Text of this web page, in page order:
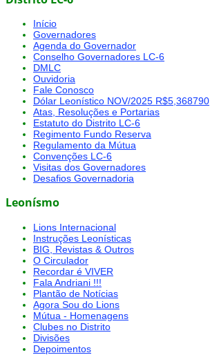
Início
Governadores
Agenda do Governador
Conselho Governadores LC-6
DMLC
Ouvidoria
Fale Conosco
Dólar Leonístico NOV/2025 R$5,368790
Atas, Resoluções e Portarias
Estatuto do Distrito LC-6
Regimento Fundo Reserva
Regulamento da Mútua
Convenções LC-6
Visitas dos Governadores
Desafios Governadoria
Leonísmo
Lions Internacional
Instruções Leonísticas
BIG, Revistas & Outros
O Circulador
Recordar é VIVER
Fala Andriani !!!
Plantão de Notícias
Agora Sou do Lions
Mútua - Homenagens
Clubes no Distrito
Divisões
Depoimentos